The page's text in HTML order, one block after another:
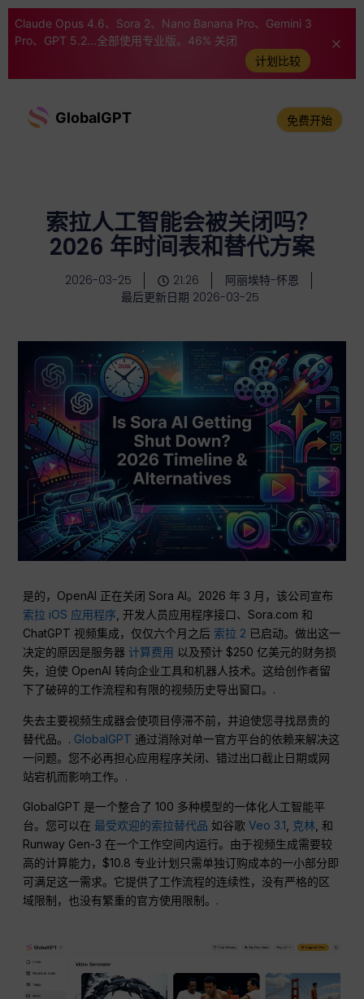
Claude Opus 4.6、Sora 2、Nano Banana Pro、Gemini 3
Pro、GPT 5.2...全部使用专业版。46% 关闭
计划比较
GlobalGPT 免费开始
索拉人工智能会被关闭吗？
2026 年时间表和替代方案
2026-03-25 21:26
阿丽埃特-怀恩
最后更新日期 2026-03-25
是的，OpenAI 正在关闭 Sora AI。2026 年 3 月，该公司宣布
索拉 iOS 应用程序 , 开发人员应用程序接口、Sora.com 和
ChatGPT 视频集成，仅仅六个月之后 索拉 2 已启动。做出这一
决定的原因是服务器计算费用 以及预计 $250 亿美元的财务损
失，迫使 OpenAI 转向企业工具和机器人技术。这给创作者留
下了破碎的工作流程和有限的视频历史导出窗口。.
失去主要视频生成器会使项目停滞不前，并迫使您寻找昂贵的
替代品。. GlobalGPT 通过消除对单一官方平台的依赖来解决这
一问题。您不必再担心应用程序关闭、错过出口截止日期或网
站宕机而影响工作。.
GlobalGPT 是一个整合了 100 多种模型的一体化人工智能平
台。您可以在 最受欢迎的索拉替代品 如谷歌Veo 3.1 克林 , 和
Runway Gen-3 在一个工作空间内运行。由于视频生成需要较
高的计算能力，$10.8 专业计划只需单独订购成本的一小部分即
可满足这一需求。它提供了工作流程的连续性，没有严格的区
域限制，也没有繁重的官方使用限制。.